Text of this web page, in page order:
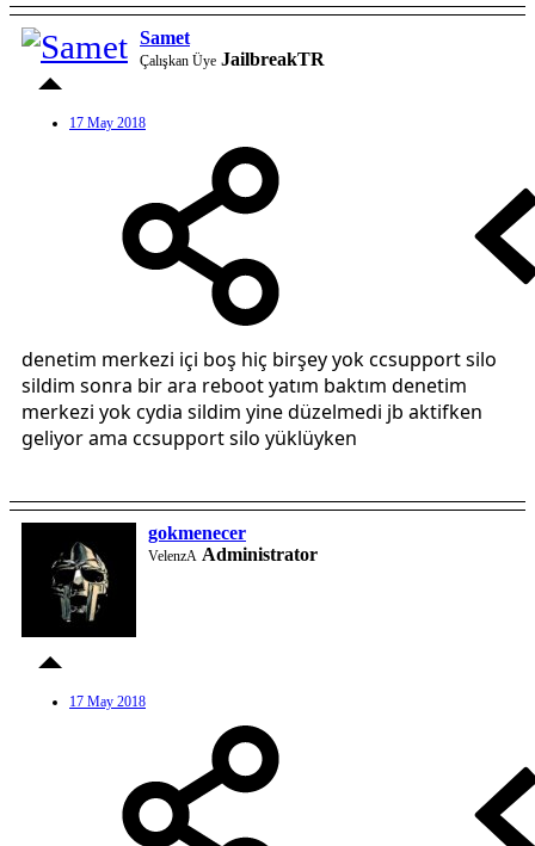
Samet
Çalışkan Üye JailbreakTR
17 May 2018
denetim merkezi içi boş hiç birşey yok ccsupport silo
sildim sonra bir ara reboot yatım baktım denetim
merkezi yok cydia sildim yine düzelmedi jb aktifken
geliyor ama ccsupport silo yüklüyken
gokmenecer
VelenzA Administrator
17 May 2018